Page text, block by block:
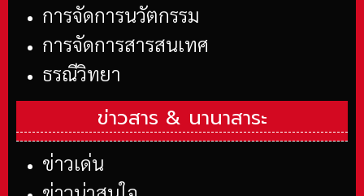
การจัดการนวัตกรรม
การจัดการสารสนเทศ
ธรณีวิทยา
ข่าวสาร & นานาสาระ
ข่าวเด่น